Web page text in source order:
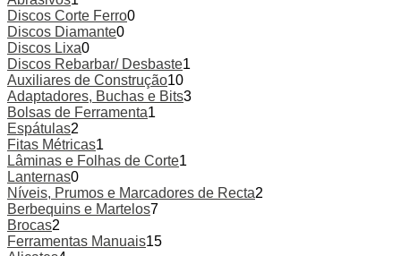
Discos Corte Ferro0
Discos Diamante0
Discos Lixa0
Discos Rebarbar/ Desbaste1
Auxiliares de Construção10
Adaptadores, Buchas e Bits3
Bolsas de Ferramenta1
Espátulas2
Fitas Métricas1
Lâminas e Folhas de Corte1
Lanternas0
Níveis, Prumos e Marcadores de Recta2
Berbequins e Martelos7
Brocas2
Ferramentas Manuais15